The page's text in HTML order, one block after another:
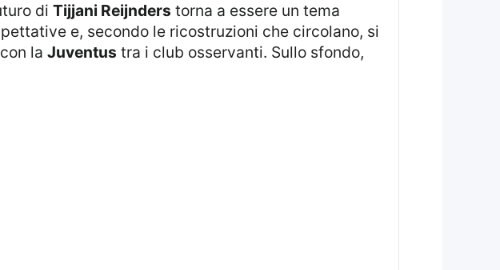
di Tijjani Reijnders torna a essere un tema
e, secondo le ricostruzioni che circolano, si
la Juventus tra i club osservanti. Sullo sfondo,